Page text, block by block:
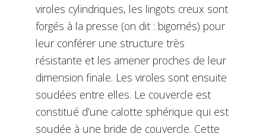
viroles cylindriques, les lingots creux sont
forgés à la presse (on dit : bigornés) pour
leur conférer une structure très
résistante et les amener proches de leur
dimension finale. Les viroles sont ensuite
soudées entre elles. Le couvercle est
constitué d’une calotte sphérique qui est
soudée à une bride de couvercle. Cette